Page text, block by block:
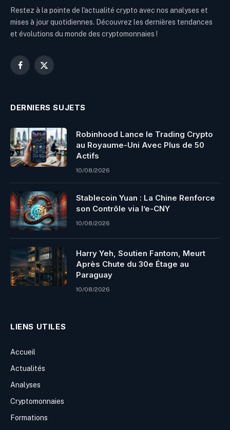
Restez à la pointe de l'actualité crypto avec nos analyses et
mises à jour quotidiennes. Découvrez les dernières tendances
et évolutions du monde des cryptomonnaies !
Facebook
X
DERNIERS SUJETS
Robinhood Lance le Trading Crypto
au Royaume-Uni Avec Plus de 50
Actifs
10/08/2026
Stablecoin Yuan : La Chine Renforce
son Contrôle via l’e-CNY
10/08/2026
Harry Yeh, Soutien Fantom, Meurt
Après Chute du 30e Étage au
Paraguay
10/08/2026
LIENS UTILES
Accueil
Actualités
Analyses
Cryptomonnaies
Formations